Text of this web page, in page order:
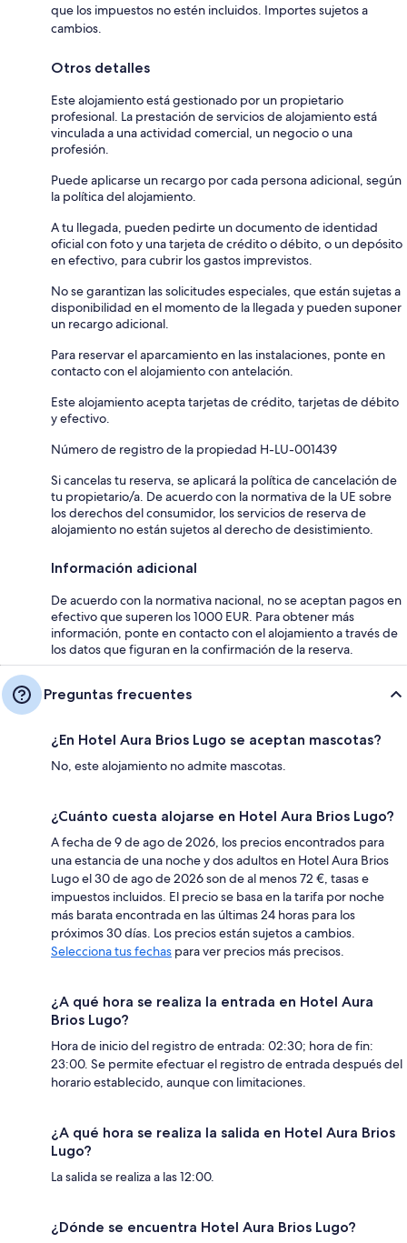
que los impuestos no estén incluidos. Importes sujetos a
cambios.
Otros detalles
Este alojamiento está gestionado por un propietario
profesional. La prestación de servicios de alojamiento está
vinculada a una actividad comercial, un negocio o una
profesión.
Puede aplicarse un recargo por cada persona adicional, según
la política del alojamiento.
A tu llegada, pueden pedirte un documento de identidad
oficial con foto y una tarjeta de crédito o débito, o un depósito
en efectivo, para cubrir los gastos imprevistos.
No se garantizan las solicitudes especiales, que están sujetas a
disponibilidad en el momento de la llegada y pueden suponer
un recargo adicional.
Para reservar el aparcamiento en las instalaciones, ponte en
contacto con el alojamiento con antelación.
Este alojamiento acepta tarjetas de crédito, tarjetas de débito
y efectivo.
Número de registro de la propiedad H-LU-001439
Si cancelas tu reserva, se aplicará la política de cancelación de
tu propietario/a. De acuerdo con la normativa de la UE sobre
los derechos del consumidor, los servicios de reserva de
alojamiento no están sujetos al derecho de desistimiento.
Información adicional
De acuerdo con la normativa nacional, no se aceptan pagos en
efectivo que superen los 1000 EUR. Para obtener más
información, ponte en contacto con el alojamiento a través de
los datos que figuran en la confirmación de la reserva.
Preguntas frecuentes
¿En Hotel Aura Brios Lugo se aceptan mascotas?
No, este alojamiento no admite mascotas.
¿Cuánto cuesta alojarse en Hotel Aura Brios Lugo?
A fecha de 9 de ago de 2026, los precios encontrados para
una estancia de una noche y dos adultos en Hotel Aura Brios
Lugo el 30 de ago de 2026 son de al menos 72 €, tasas e
impuestos incluidos. El precio se basa en la tarifa por noche
más barata encontrada en las últimas 24 horas para los
próximos 30 días. Los precios están sujetos a cambios.
Selecciona tus fechas para ver precios más precisos.
¿A qué hora se realiza la entrada en Hotel Aura
Brios Lugo?
Hora de inicio del registro de entrada: 02:30; hora de fin:
23:00. Se permite efectuar el registro de entrada después del
horario establecido, aunque con limitaciones.
¿A qué hora se realiza la salida en Hotel Aura Brios
Lugo?
La salida se realiza a las 12:00.
¿Dónde se encuentra Hotel Aura Brios Lugo?